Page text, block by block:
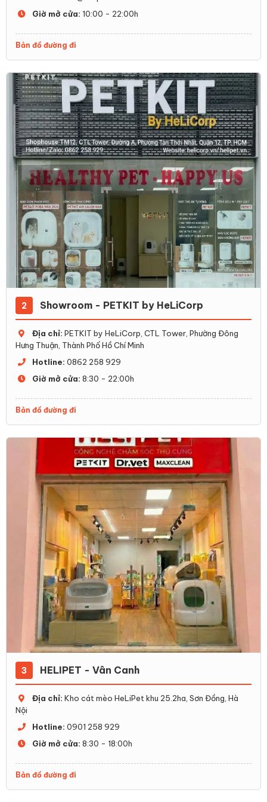
Giờ mở cửa: 10:00 - 22:00h
Bản đồ đường đi
2 Showroom - PETKIT by HeLiCorp
Địa chỉ: PETKIT by HeLiCorp, CTL Tower, Phường Đông
Hưng Thuận, Thành Phố Hồ Chí Minh
Hotline: 0862 258 929
Giờ mở cửa: 8:30 - 22:00h
Bản đồ đường đi
3 HELIPET - Vân Canh
Địa chỉ: Kho cát mèo HeLiPet khu 25.2ha, Sơn Đồng, Hà
Nội
Hotline: 0901 258 929
Giờ mở cửa: 8:30 - 18:00h
Bản đồ đường đi